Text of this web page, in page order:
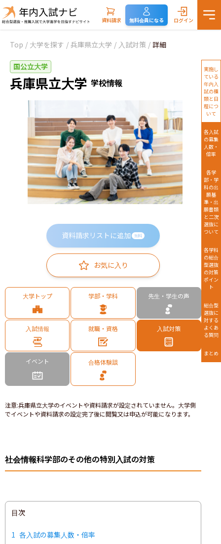
資料請求 無料会員になる ログイン
Top / 大学を探す / 兵庫県立大学 / 入試対策 / 詳細
国公立大学
兵庫県立大学 学校情報
資料請求リストに追加 無料
お気に入り
大学トップ 学部・学科 先生・学生の声
入試情報 就職・資格 入試対策
イベント 合格体験談
注意:兵庫県立大学のイベントや資料請求が設定されていません。大学側
でイベントや資料請求の設定完了後に閲覧又は申込が可能になります。
社会情報科学部のその他の特別入試の対策
目次
1 各入試の募集人数・倍率
実施し
ている
年内入
試の種
類と日
程につ
いて
各入試
の募集
人数・
倍率
各学
部・学
科の出
願基
準・出
願書類
と二次
選抜に
ついて
各学科
の総合
型選抜
の対策
ポイン
ト
総合型
選抜に
対する
よくあ
る質問
まとめ